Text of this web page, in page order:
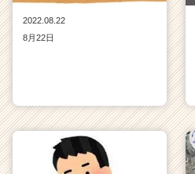
2022.08.22
8月22日